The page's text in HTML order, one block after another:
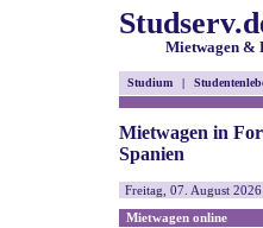
Mietwagen &
Studium |
Mietwagen in
Spanien
Freitag, 07. August 2026
Mietwagen online